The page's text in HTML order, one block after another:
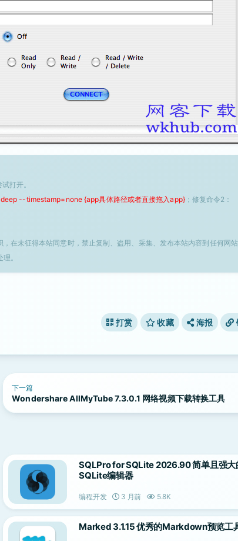
打开。
--timestamp=none {app具体路径或者直接拖入app}；修复命令2：
在未征得本站同意时，禁止复制、盗用、采集、发布本站内容到任何网
。
打赏 收藏 海报
下一篇
Wondershare AllMyTube 7.3.0.1 网络视频下载转换工具
SQLPro for SQLite 2026.90 简单且强大
SQLite编辑器
编程开发 3 月前 5.8K
Marked 3.1.15 优秀的Markdown预览工